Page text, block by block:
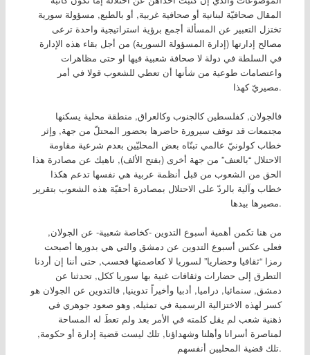
المقال صحافيّة لبنانية أو صحافية غربية, أو بالطبع, مسؤولة سورية
تختزل التعبير عن المسألة أجمع برؤية استراتيجية واحدة ترعى
مصالح إدارتها (إدارة المسؤولة السورية) من أجل بقاء هذه الإدارة
في السلطة في دولة لا صحافة شعبية فيها او حتى مظاهرات
واعتصامات طوعية من شأنها أن تعطي للشعوب قولا في أمر
مصيريّ كهذا.
فالجولان, كفلسطين كالجنوب وكالعراق, منطقة محلية يسكنها
مجتمعات قد توقف سيرورة حاضرها بحضور المحتلّ من جهة, وإثر
خطاب كولونيّ عالمي تبنّاه بعض المحليّين بعدم شرعية مقاومة
الاحتلال “بالعنف” من جهة أخرى (بفتح الألف), ناهيك عن مصادرة هذا
الحق من الشعوب من قبل أنظمة عربية هي نفسها تدعم هكذا
خطاب وآلية بالردّ على الاحتلال بمصادرة أحقيّة هذه الشعوب بتقرير
مصيرها بيدها.
من هنا تكمن أهمية أسبوع التدوين -كخاصة شعبية- عن الجولان,
فعلى عكس أسبوع التدوين عن دمشق والتي هي بدورها أصبحت
رمزا “ثقافيا وحضاريا” لسوريا لا كعاصمتها فحسب, حتى أننا إن أردنا
التطرق إلى حضارات وثقافات غنية بها سوريا ككل, تحدثنا عن
دمشق, سنمائيا, دراميا, أدبيا وأخيراً تدوينيا, فالتدوين عن الجولان هو
كسر لهذه الاختزالية الرسمية في تمثيله, وهو صعود جوهري في
ذهنية شعب لم يقل كلمته في الأمر بعد ولم تعطَ له المساحة
لمناصرة أسرانا وأهلنا وشهداؤنا, تلك ليست قضية إدارة أو حكومة,
تلك قضية المحليين أنفسهم.